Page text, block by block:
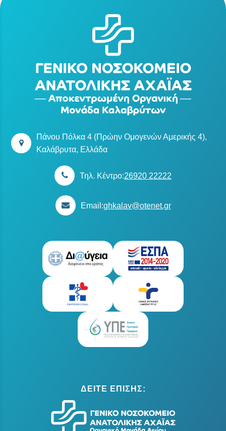
Πάνου Πόλκα 4 (Πρώην Ομογενών Αμερικής 4),
Καλάβρυτα, Ελλάδα
Τηλ. Κέντρο:26920 22222
Email:ghkalav@otenet.gr
ΔΕΙΤΕ ΕΠΙΣΗΣ: